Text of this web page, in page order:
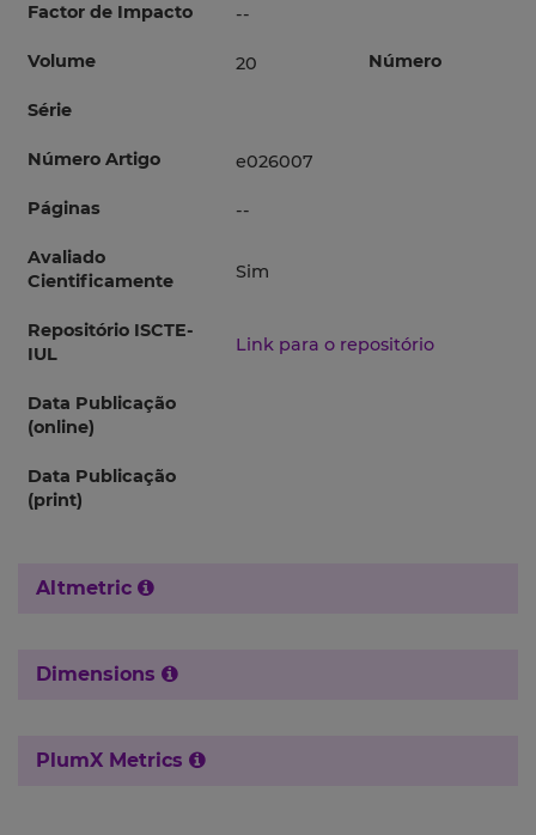
Factor de Impacto --
Volume 20 Número
Série
Número Artigo e026007
Páginas --
Avaliado
Cientificamente
Sim
Repositório ISCTE-
IUL
Link para o repositório
Data Publicação
(online)
Data Publicação
(print)
Altmetric
Dimensions
PlumX Metrics